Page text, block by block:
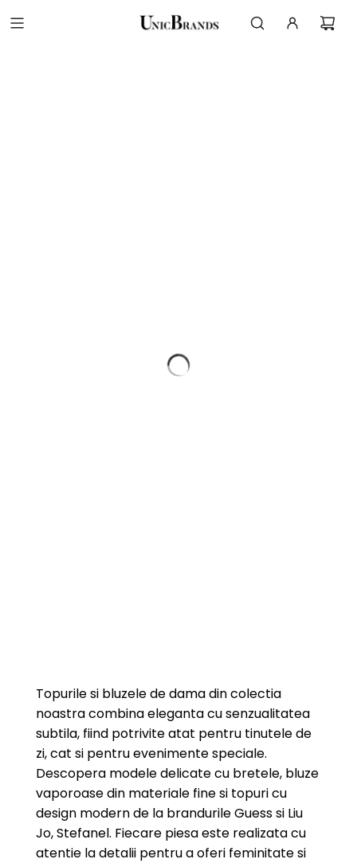
Topurile si bluzele de dama din colectia
noastra combina eleganta cu senzualitatea
subtila, fiind potrivite atat pentru tinutele de
zi, cat si pentru evenimente speciale.
Descopera modele delicate cu bretele, bluze
vaporoase din materiale fine si topuri cu
design modern de la brandurile Guess si Liu
Jo, Stefanel. Fiecare piesa este realizata cu
atentie la detalii pentru a oferi feminitate si